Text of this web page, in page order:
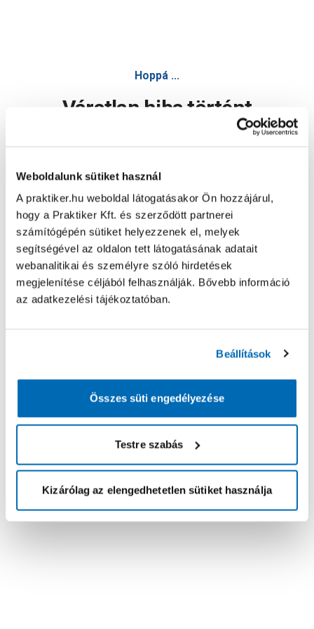
Weboldalunk sütiket használ
A praktiker.hu weboldal látogatásakor Ön hozzájárul,
hogy a Praktiker Kft. és szerződött partnerei
számítógépén sütiket helyezzenek el, melyek
segítségével az oldalon tett látogatásának adatait
webanalitikai és személyre szóló hirdetések
megjelenítése céljából felhasználják. Bővebb információ
az adatkezelési tájékoztatóban.
Beállítások
Összes süti engedélyezése
Testre szabás
Kizárólag az elengedhetetlen sütiket használja
Hoppá ...
Váratlan hiba történt
Oldal újratöltése